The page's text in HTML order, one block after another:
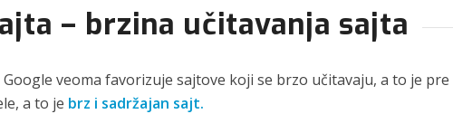
– brzina učitavanja sajta
veoma favorizuje sajtove koji se brzo učitavaju, a to je
a to je brz i sadržajan sajt.